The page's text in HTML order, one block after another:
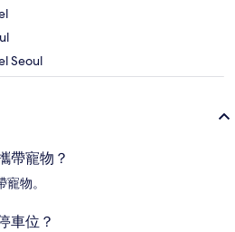
Seoul
帶寵物？
物。
車位？